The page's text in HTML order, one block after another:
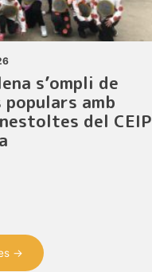
s’ompli de
amb
del CEIP
→